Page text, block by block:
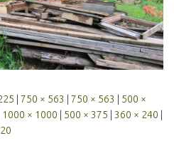
| 750 × 563 | 750 × 563 | 500 ×
1000 × 1000 | 500 × 375 | 360 × 240 |